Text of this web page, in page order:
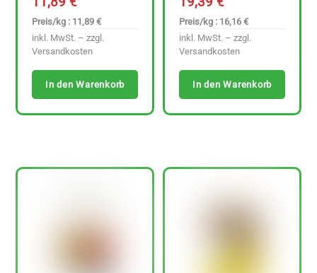
Preis/kg : 11,89 €
inkl. MwSt. – zzgl.
Versandkosten
In den Warenkorb
Preis/kg : 16,16 €
inkl. MwSt. – zzgl.
Versandkosten
In den Warenkorb